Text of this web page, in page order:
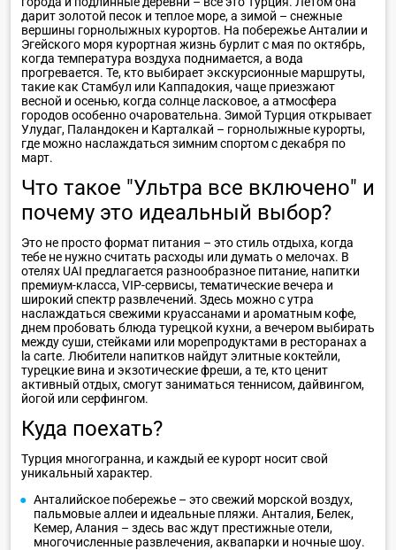
дарит золотой песок и теплое море, а зимой – снежные
вершины горнолыжных курортов. На побережье Анталии и
Эгейского моря курортная жизнь бурлит с мая по октябрь,
когда температура воздуха поднимается, а вода
прогревается. Те, кто выбирает экскурсионные маршруты,
такие как Стамбул или Каппадокия, чаще приезжают
весной и осенью, когда солнце ласковое, а атмосфера
городов особенно очаровательна. Зимой Турция открывает
Улудаг, Паландокен и Карталкай – горнолыжные курорты,
где можно наслаждаться зимним спортом с декабря по
март.
Что такое "Ультра все включено" и
почему это идеальный выбор?
Это не просто формат питания – это стиль отдыха, когда
тебе не нужно считать расходы или думать о мелочах. В
отелях UAI предлагается разнообразное питание, напитки
премиум-класса, VIP-сервисы, тематические вечера и
широкий спектр развлечений. Здесь можно с утра
наслаждаться свежими круассанами и ароматным кофе,
днем пробовать блюда турецкой кухни, а вечером выбирать
между суши, стейками или морепродуктами в ресторанах a
la carte. Любители напитков найдут элитные коктейли,
турецкие вина и экзотические фреши, а те, кто ценит
активный отдых, смогут заниматься теннисом, дайвингом,
йогой или серфингом.
Куда поехать?
Турция многогранна, и каждый ее курорт носит свой
уникальный характер.
Анталийское побережье – это свежий морской воздух,
пальмовые аллеи и идеальные пляжи. Анталия, Белек,
Кемер, Алания – здесь вас ждут престижные отели,
многочисленные развлечения, аквапарки и ночные шоу.